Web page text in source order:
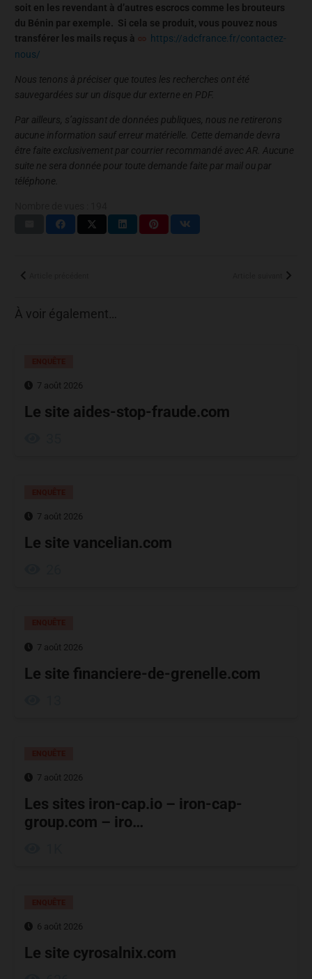
soit en les revendant à d’autres escrocs comme les brouteurs
du Bénin par exemple. Si cela se produit, vous pouvez nous
transférer les mails reçus à
https://adcfrance.fr/contactez-
nous/
Nous tenons à préciser que toutes les recherches ont été
sauvegardées sur un disque dur externe en PDF.
Par ailleurs, s’agissant de données publiques, nous ne retirerons
aucune information sauf erreur matérielle. Cette demande devra
être faite exclusivement par courrier recommandé avec AR. Aucune
suite ne sera donnée pour toute demande faite par mail ou par
téléphone.
À voir également…
7 août 2026
Le site aides-stop-fraude.com
7 août 2026
Le site vancelian.com
7 août 2026
Le site financiere-de-grenelle.com
7 août 2026
Les sites iron-cap.io – iron-cap-
group.com – iro…
6 août 2026
Le site cyrosalnix.com